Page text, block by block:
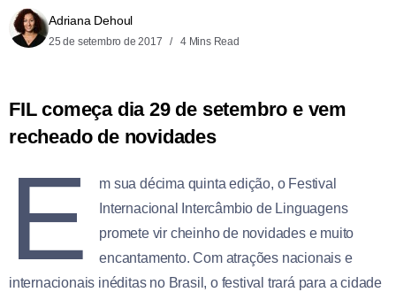
Adriana Dehoul
25 de setembro de 2017 4 Mins Read
FILcomeça dia 29 de setembro e vem
recheado de novidades
E
m sua décima quinta edição, o Festival
Internacional Intercâmbio de Linguagens
promete vir cheinho de novidades e muito
encantamento. Com atrações nacionais e
internacionais inéditas no Brasil, o festival trará para a cidade